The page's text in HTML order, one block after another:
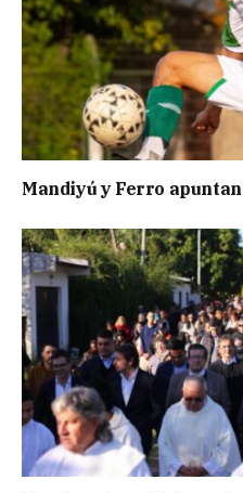
Mandiyú y Ferro